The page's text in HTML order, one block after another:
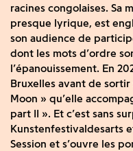
racines congolaises. Sa
presque lyrique, est
son audience de
dont les mots d’ordre
l’épanouissement. En
Bruxelles avant de sortir
Moon » qu’elle
part II ». Et c’est sans
Kunstenfestivaldesarts
Session et s’ouvre les